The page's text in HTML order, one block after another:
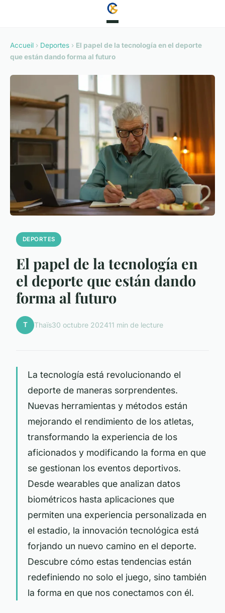
Accueil › Deportes › El papel de la tecnología en el deporte
que están dando forma al futuro
DEPORTES
El papel de la tecnología en
el deporte que están dando
forma al futuro
T Thaïs30 octubre 202411 min de lecture
La tecnología está revolucionando el
deporte de maneras sorprendentes.
Nuevas herramientas y métodos están
mejorando el rendimiento de los atletas,
transformando la experiencia de los
aficionados y modificando la forma en que
se gestionan los eventos deportivos.
Desde wearables que analizan datos
biométricos hasta aplicaciones que
permiten una experiencia personalizada en
el estadio, la innovación tecnológica está
forjando un nuevo camino en el deporte.
Descubre cómo estas tendencias están
redefiniendo no solo el juego, sino también
la forma en que nos conectamos con él.